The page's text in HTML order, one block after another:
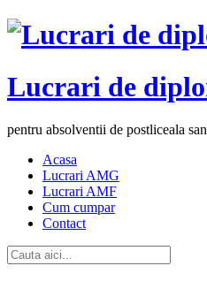
Lucrari de
pentru absolventii de postliceala
Acasa
Lucrari AMG
Lucrari AMF
Cum cumpar
Contact